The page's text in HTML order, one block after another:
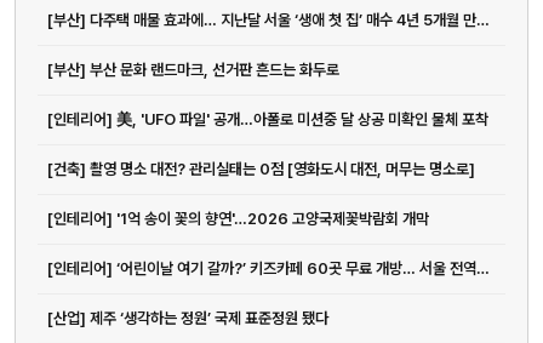
[부산] 다주택 매물 효과에… 지난달 서울 ‘생애 첫 집’ 매수 4년 5개월 만에...
[부산] 부산 문화 랜드마크, 선거판 흔드는 화두로
[인테리어] 美, 'UFO 파일' 공개…아폴로 미션중 달 상공 미확인 물체 포착
[건축] 촬영 명소 대전? 관리실태는 0점 [영화도시 대전, 머무는 명소로]
[인테리어] '1억 송이 꽃의 향연'…2026 고양국제꽃박람회 개막
[인테리어] ‘어린이날 여기 갈까?’ 키즈카페 60곳 무료 개방… 서울 전역이 놀이...
[산업] 제주 ‘생각하는 정원’ 국제 표준정원 됐다